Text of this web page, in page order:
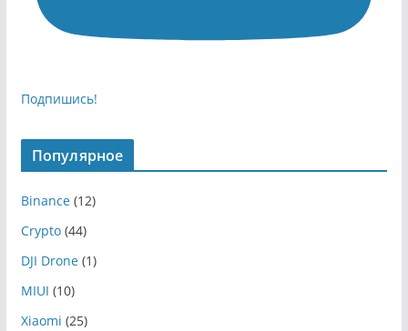
Подпишись!
Популярное
Binance(12)
Crypto(44)
DJI Drone(1)
MIUI (10)
Xiaomi (25)